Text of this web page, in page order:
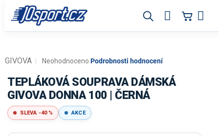
obsah
Průměrné
produktu
je
0,0
z
5
Neohodnoceno Podrobnosti hodnocení
GIVOVA
TEPLÁKOVÁ SOUPRAVA DÁMSKÁ
GIVOVA DONNA 100 | ČERNÁ
SLEVA -40 % AKCE